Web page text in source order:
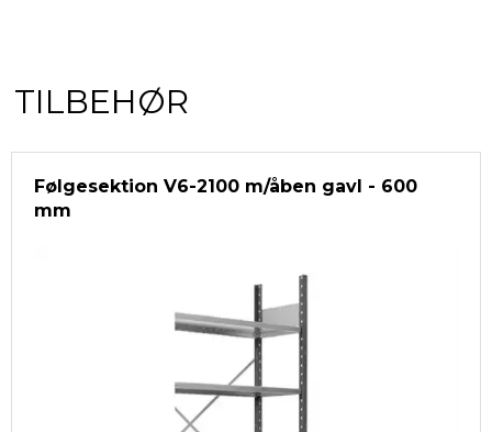
TILBEHØR
Følgesektion V6-2100 m/åben gavl - 600
mm